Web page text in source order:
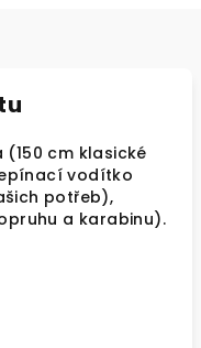
cm klasické
vodítko
potřeb),
a karabinu).